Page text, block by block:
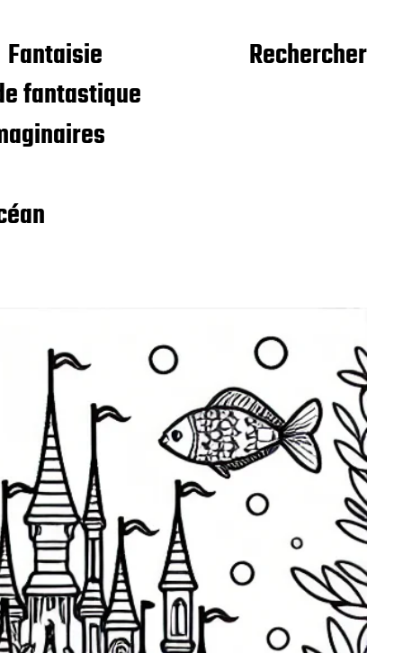
Fantaisie
fantastique
Rechercher